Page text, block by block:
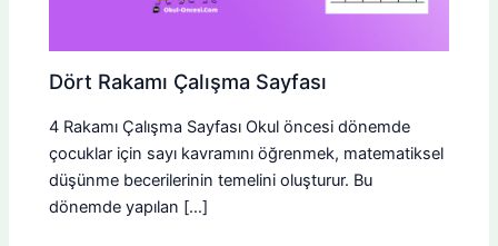
Dört Rakamı Çalışma Sayfası
4 Rakamı Çalışma Sayfası Okul öncesi dönemde
çocuklar için sayı kavramını öğrenmek, matematiksel
düşünme becerilerinin temelini oluşturur. Bu
dönemde yapılan […]